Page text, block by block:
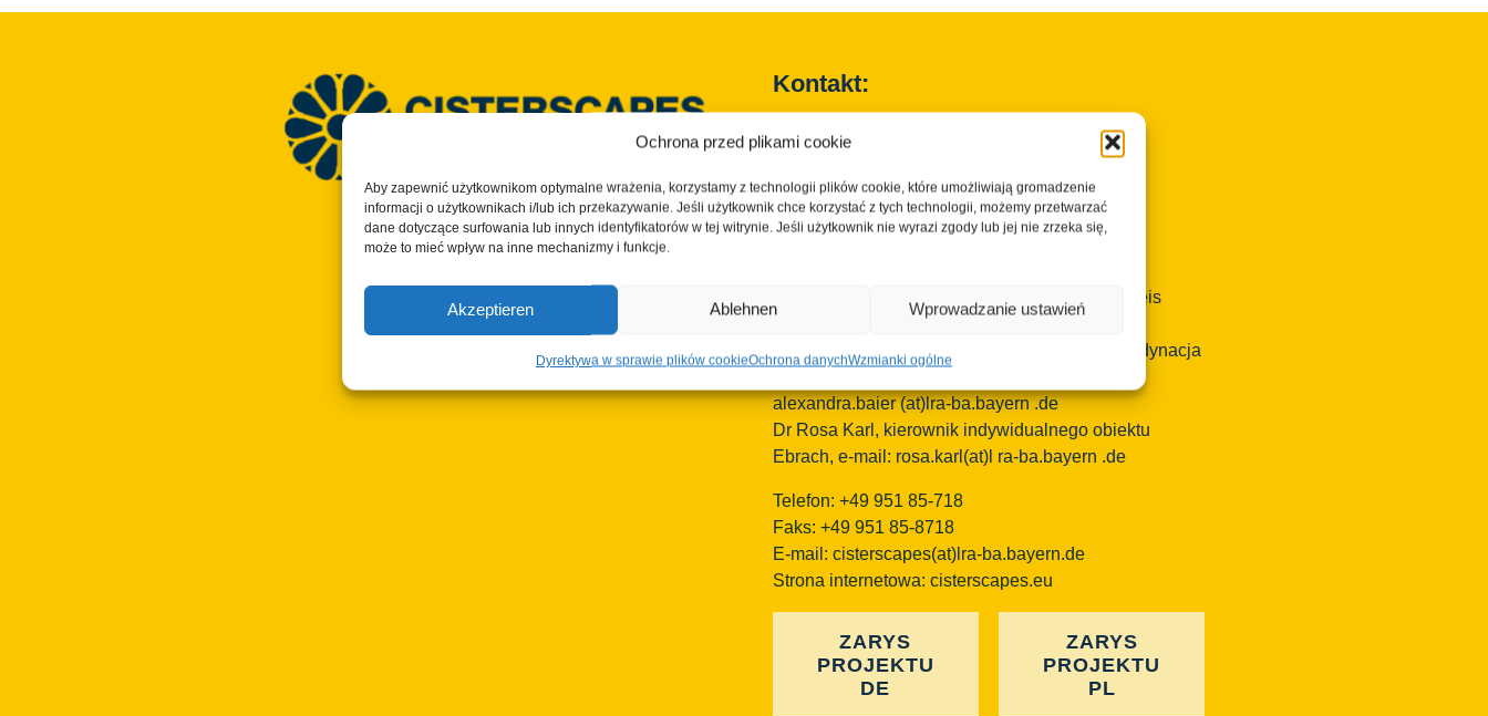
Ochrona przed plikami cookie
Aby zapewnić użytkownikom optymalne wrażenia, korzystamy z technologii plików cookie, które umożliwiają gromadzenie
informacji o użytkownikach i/lub ich przekazywanie. Jeśli użytkownik chce korzystać z tych technologii, możemy przetwarzać
dane dotyczące surfowania lub innych identyfikatorów w tej witrynie. Jeśli użytkownik nie wyrazi zgody lub jej nie zrzeka się,
może to mieć wpływ na inne mechanizmy i funkcje.
Akzeptieren Ablehnen Wprowadzanie ustawień
Dyrektywa w sprawie plików cookieOchrona danychWzmianki ogólne
© Copyright 2023 - 2026 | Cisterscapes
Wszelkie prawa zastrzeżone
Kontakt:
Okręg Bamberg
Ludwigstrasse 23
96052 Bamberg
Osoby kontaktowe TEAM Cisterscapes/Landkreis
Mag.phil. Alexandra Baier, transnarodowa koordynacja
alexandra.baier (at)lra-ba.bayern.de
Dr Rosa Karl, kierownik indywidualnego obiektu
Ebrach, e-mail: rosa.karl(at)l ra-ba.bayern .de
Telefon: +49 951 85-718
Faks: +49 951 85-8718
E-mail: cisterscapes(at)lra-ba.bayern.de
Strona internetowa: cisterscapes.eu
ZARYS
PROJEKTU
DE
ZARYS
PROJEKTU
PL